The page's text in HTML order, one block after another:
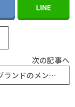
LINE
次の記事へ
人工芝グランドのメンテナンス作業を行いました。